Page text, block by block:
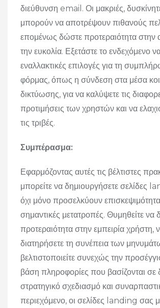
διεύθυνση email. Οι μακριές,
μπορούν να αποτρέψουν πιθανούς
επομένως δώστε προτεραιότητα στην
την ευκολία. Εξετάστε το ενδεχόμενο
εναλλακτικές επιλογές για τη
φόρμας, όπως η σύνδεση στα μέσα
δικτύωσης, για να καλύψετε τις
προτιμήσεις των χρηστών και να
τις τριβές.
Συμπέρασμα:
Εφαρμόζοντας αυτές τις βέλτιστες
μπορείτε να δημιουργήσετε σελίδες
όχι μόνο προσελκύουν
σημαντικές μετατροπές. Θυμηθείτε να
προτεραιότητα στην εμπειρία χρήστη,
διατηρήσετε τη συνέπεια των
βελτιστοποιείτε συνεχώς την
βάση πληροφορίες που βασίζονται σε
στρατηγικό σχεδιασμό και
περιεχόμενο, οι σελίδες landing σας